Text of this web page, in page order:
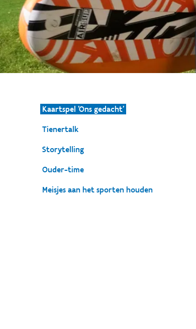
Kaartspel 'Ons gedacht'
Tienertalk
Storytelling
Ouder-time
Meisjes aan het sporten houden